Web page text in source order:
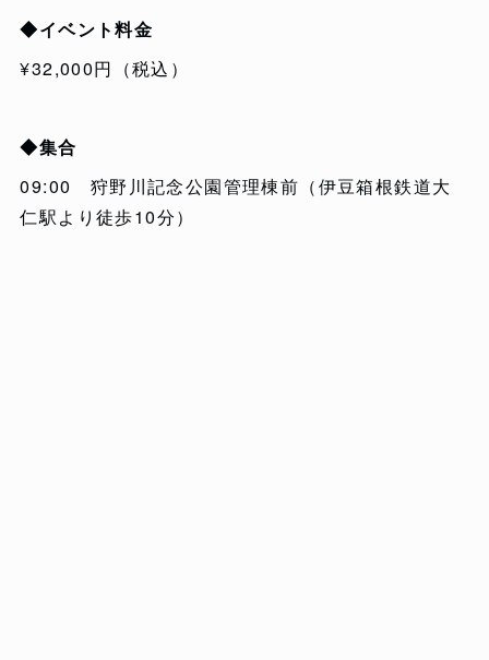
◆イベント料金
¥32,000円（税込）
◆集合
09:00 狩野川記念公園管理棟前（伊豆箱根鉄道大
仁駅より徒歩10分）